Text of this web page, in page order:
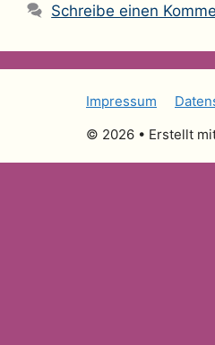
Schreibe einen
Impressum
© 2026 • Erstellt